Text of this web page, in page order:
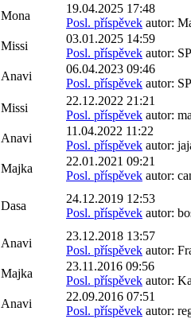
Mona
19.04.2025 17:48
Posl. příspěvek autor:
Missi
03.01.2025 14:59
Posl. příspěvek autor:
Anavi
06.04.2023 09:46
Posl. příspěvek autor:
Missi
22.12.2022 21:21
Posl. příspěvek autor:
Anavi
11.04.2022 11:22
Posl. příspěvek autor:
Majka
22.01.2021 09:21
Posl. příspěvek autor:
Dasa
24.12.2019 12:53
Posl. příspěvek autor:
Anavi
23.12.2018 13:57
Posl. příspěvek autor:
Majka
23.11.2016 09:56
Posl. příspěvek autor:
Anavi
22.09.2016 07:51
Posl. příspěvek autor: